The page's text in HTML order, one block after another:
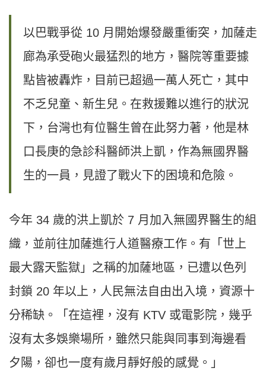
以巴戰爭從 10 月開始爆發嚴重衝突，加薩走
廊為承受砲火最猛烈的地方，醫院等重要據
點皆被轟炸，目前已超過一萬人死亡，其中
不乏兒童、新生兒。在救援難以進行的狀況
下，台灣也有位醫生曾在此努力著，他是林
口長庚的急診科醫師洪上凱，作為無國界醫
生的一員，見證了戰火下的困境和危險。
今年 34 歲的洪上凱於 7 月加入無國界醫生的組
織，並前往加薩進行人道醫療工作。有「世上
最大露天監獄」之稱的加薩地區，已遭以色列
封鎖 20 年以上，人民無法自由出入境，資源十
分稀缺。「在這裡，沒有 KTV 或電影院，幾乎
沒有太多娛樂場所，雖然只能與同事到海邊看
夕陽，卻也一度有歲月靜好般的感覺。」